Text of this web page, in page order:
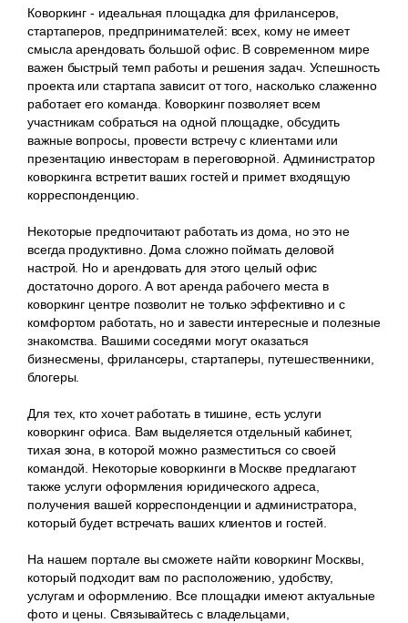
Коворкинг - идеальная площадка для фрилансеров,
стартаперов, предпринимателей: всех, кому не имеет
смысла арендовать большой офис. В современном мире
важен быстрый темп работы и решения задач. Успешность
проекта или стартапа зависит от того, насколько слаженно
работает его команда. Коворкинг позволяет всем
участникам собраться на одной площадке, обсудить
важные вопросы, провести встречу с клиентами или
презентацию инвесторам в переговорной. Администратор
коворкинга встретит ваших гостей и примет входящую
корреспонденцию.
Некоторые предпочитают работать из дома, но это не
всегда продуктивно. Дома сложно поймать деловой
настрой. Но и арендовать для этого целый офис
достаточно дорого. А вот аренда рабочего места в
коворкинг центре позволит не только эффективно и с
комфортом работать, но и завести интересные и полезные
знакомства. Вашими соседями могут оказаться
бизнесмены, фрилансеры, стартаперы, путешественники,
блогеры.
Для тех, кто хочет работать в тишине, есть услуги
коворкинг офиса. Вам выделяется отдельный кабинет,
тихая зона, в которой можно разместиться со своей
командой. Некоторые коворкинги в Москве предлагают
также услуги оформления юридического адреса,
получения вашей корреспонденции и администратора,
который будет встречать ваших клиентов и гостей.
На нашем портале вы сможете найти коворкинг Москвы,
который подходит вам по расположению, удобству,
услугам и оформлению. Все площадки имеют актуальные
фото и цены. Связывайтесь с владельцами,